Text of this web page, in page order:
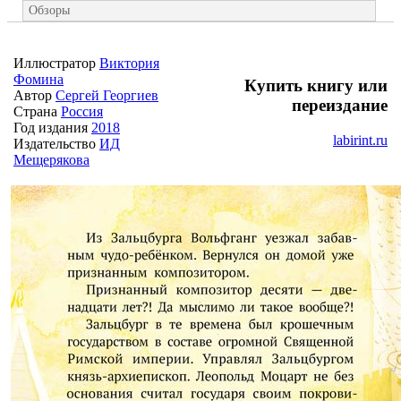
Обзоры
Иллюстратор Виктория
Фомина
Автор Сергей Георгиев
Страна Россия
Год издания 2018
Издательство ИД
Мещерякова
Купить книгу или
переиздание
labirint.ru